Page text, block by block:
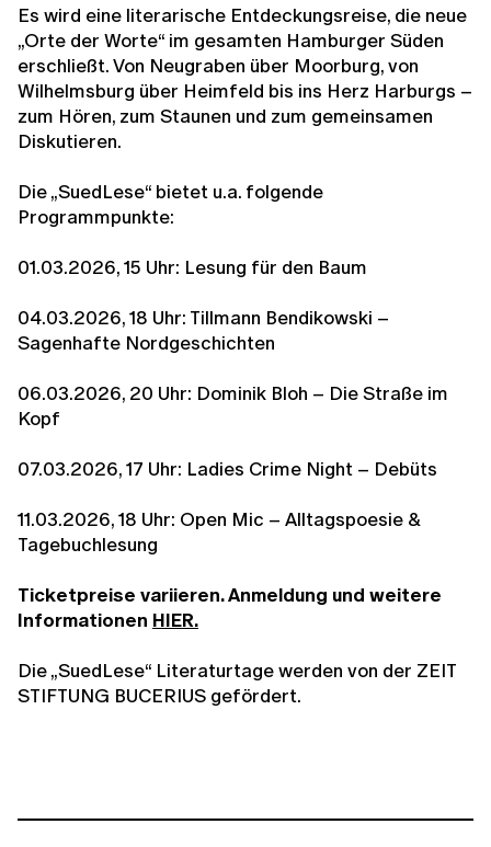
Es wird eine literarische Entdeckungsreise, die neue
„Orte der Worte“ im gesamten Hamburger Süden
erschließt. Von Neugraben über Moorburg, von
Wilhelmsburg über Heimfeld bis ins Herz Harburgs –
zum Hören, zum Staunen und zum gemeinsamen
Diskutieren.
Die „SuedLese“ bietet u.a. folgende
Programmpunkte:
01.03.2026, 15 Uhr: Lesung für den Baum
04.03.2026, 18 Uhr: Tillmann Bendikowski –
Sagenhafte Nordgeschichten
06.03.2026, 20 Uhr: Dominik Bloh – Die Straße im
Kopf
07.03.2026, 17 Uhr: Ladies Crime Night – Debüts
11.03.2026, 18 Uhr: Open Mic – Alltagspoesie &
Tagebuchlesung
Ticketpreise variieren. Anmeldung und weitere
Informationen HIER.
Die „SuedLese“ Literaturtage werden von der ZEIT
STIFTUNG BUCERIUS gefördert.